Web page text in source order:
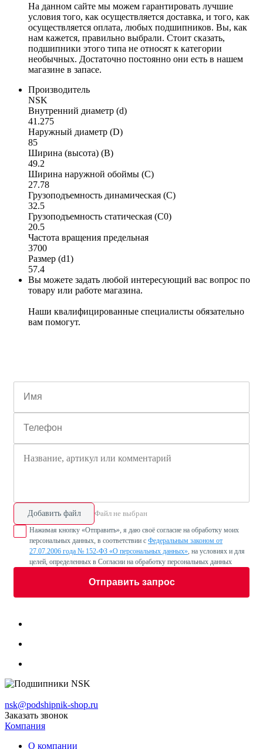
На данном сайте мы можем гарантировать лучшие
условия того, как осуществляется доставка, и того, как
осуществляется оплата, любых подшипников. Вы, как
нам кажется, правильно выбрали. Стоит сказать,
подшипники этого типа не относят к категории
необычных. Достаточно постоянно они есть в нашем
магазине в запасе.
Производитель
NSK
Внутренний диаметр (d)
41.275
Наружный диаметр (D)
85
Ширина (высота) (B)
49.2
Ширина наружной обоймы (C)
27.78
Грузоподъемность динамическая (C)
32.5
Грузоподъемность статическая (C0)
20.5
Частота вращения предельная
3700
Размер (d1)
57.4
Вы можете задать любой интересующий вас вопрос по
товару или работе магазина.
Наши квалифицированные специалисты обязательно
вам помогут.
Добавить файл Файл не выбран
Нажимая кнопку «Отправить», я даю своё согласие на обработку моих
персональных данных, в соответствии с Федеральным законом от
27.07.2006 года № 152-ФЗ «О персональных данных», на условиях и для
целей, определенных в Согласии на обработку персональных данных
Отправить запрос
nsk@podshipnik-shop.ru
Заказать звонок
Компания
О компании